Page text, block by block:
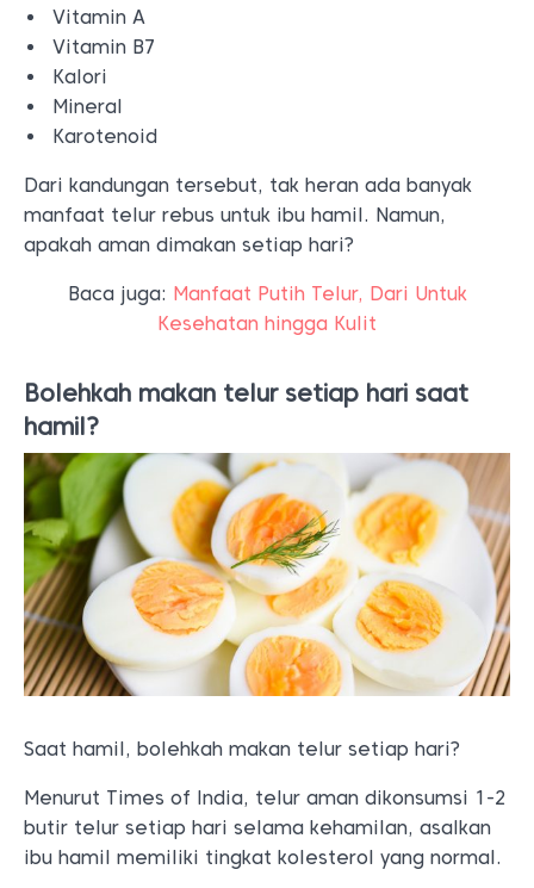
Vitamin A
Vitamin B7
Kalori
Mineral
Karotenoid
Dari kandungan tersebut, tak heran ada banyak
manfaat telur rebus untuk ibu hamil. Namun,
apakah aman dimakan setiap hari?
Baca juga: Manfaat Putih Telur, Dari Untuk
Kesehatan hingga Kulit
Bolehkah makan telur setiap hari saat
hamil?
Saat hamil, bolehkah makan telur setiap hari?
Menurut Times of India, telur aman dikonsumsi 1-2
butir telur setiap hari selama kehamilan, asalkan
ibu hamil memiliki tingkat kolesterol yang normal.